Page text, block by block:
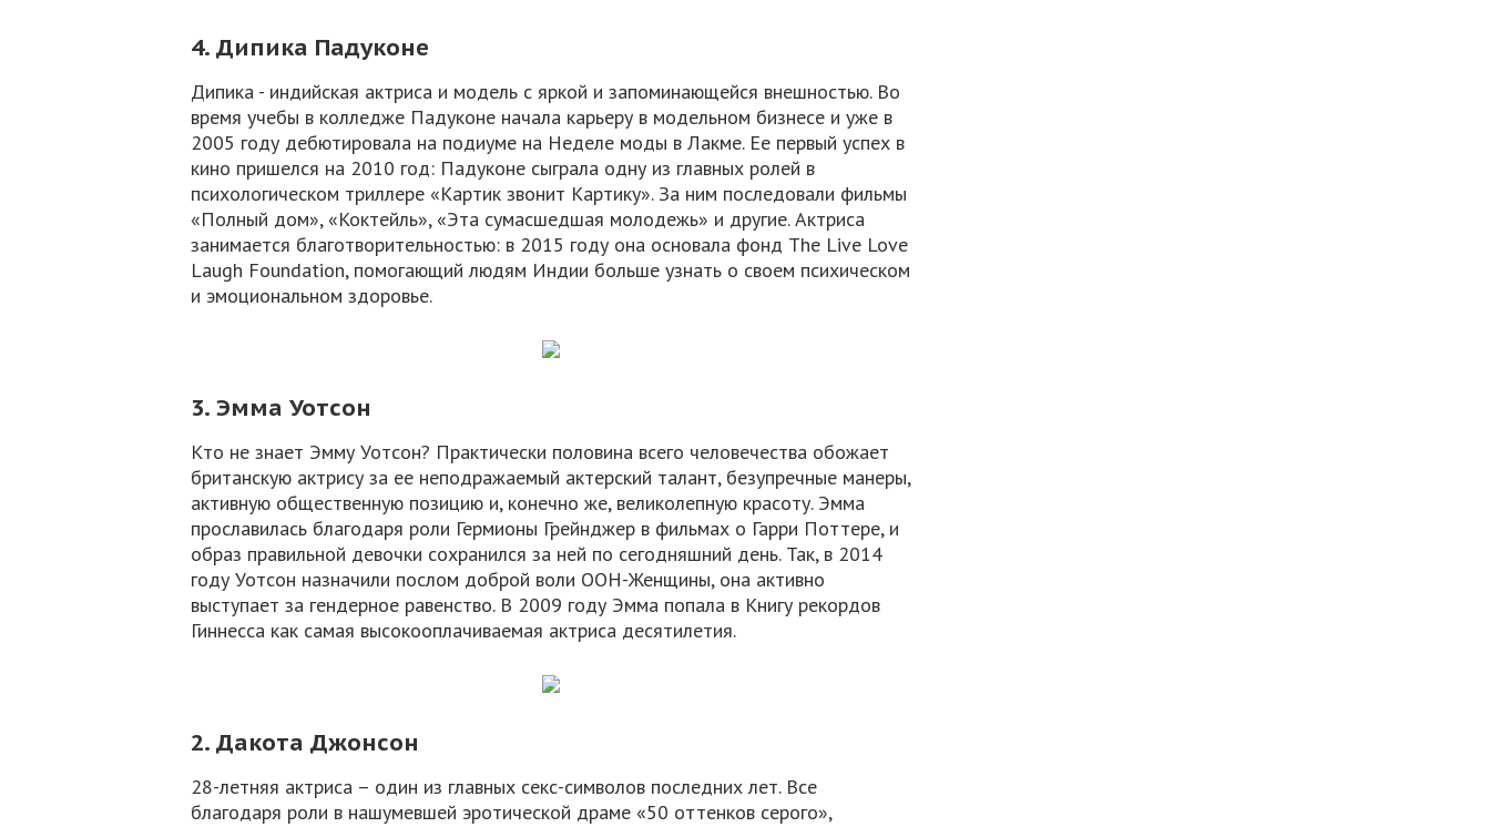
4. Дипика Падуконе
Дипика - индийская актриса и модель с яркой и запоминающейся внешностью. Во
время учебы в колледже Падуконе начала карьеру в модельном бизнесе и уже в
2005 году дебютировала на подиуме на Неделе моды в Лакме. Ее первый успех в
кино пришелся на 2010 год: Падуконе сыграла одну из главных ролей в
психологическом триллере «Картик звонит Картику». За ним последовали фильмы
«Полный дом», «Коктейль», «Эта сумасшедшая молодежь» и другие. Актриса
занимается благотворительностью: в 2015 году она основала фонд The Live Love
Laugh Foundation, помогающий людям Индии больше узнать о своем психическом
и эмоциональном здоровье.
3. Эмма Уотсон
Кто не знает Эмму Уотсон? Практически половина всего человечества обожает
британскую актрису за ее неподражаемый актерский талант, безупречные манеры,
активную общественную позицию и, конечно же, великолепную красоту. Эмма
прославилась благодаря роли Гермионы Грейнджер в фильмах о Гарри Поттере, и
образ правильной девочки сохранился за ней по сегодняшний день. Так, в 2014
году Уотсон назначили послом доброй воли ООН-Женщины, она активно
выступает за гендерное равенство. В 2009 году Эмма попала в Книгу рекордов
Гиннесса как самая высокооплачиваемая актриса десятилетия.
2. Дакота Джонсон
28-летняя актриса – один из главных секс-символов последних лет. Все
благодаря роли в нашумевшей эротической драме «50 оттенков серого»,